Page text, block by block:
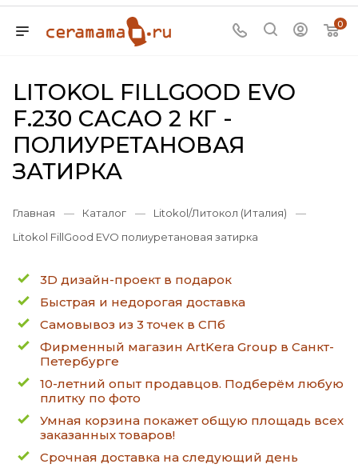
0
LITOKOL FILLGOOD EVO
F.230 CACAO 2 КГ -
ПОЛИУРЕТАНОВАЯ
ЗАТИРКА
Главная — Каталог — Litokol/Литокол (Италия)
—
Litokol FillGood EVO полиуретановая затирка
3D дизайн-проект в подарок
Быстрая и недорогая доставка
Самовывоз из 3 точек в СПб
Фирменный магазин ArtKera Group в Санкт-
Петербурге
10-летний опыт продавцов. Подберём любую
плитку по фото
Умная корзина покажет общую площадь всех
заказанных товаров!
Срочная доставка на следующий день